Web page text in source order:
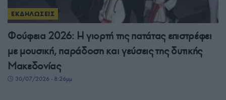
ΕΚΔΗΛΩΣΕΙΣ
Φούφεια 2026: Η γιορτή της πατάτας επιστρέφει
με μουσική, παράδοση και γεύσεις της δυτικής
Μακεδονίας
30/07/2026 - 8:26μμ